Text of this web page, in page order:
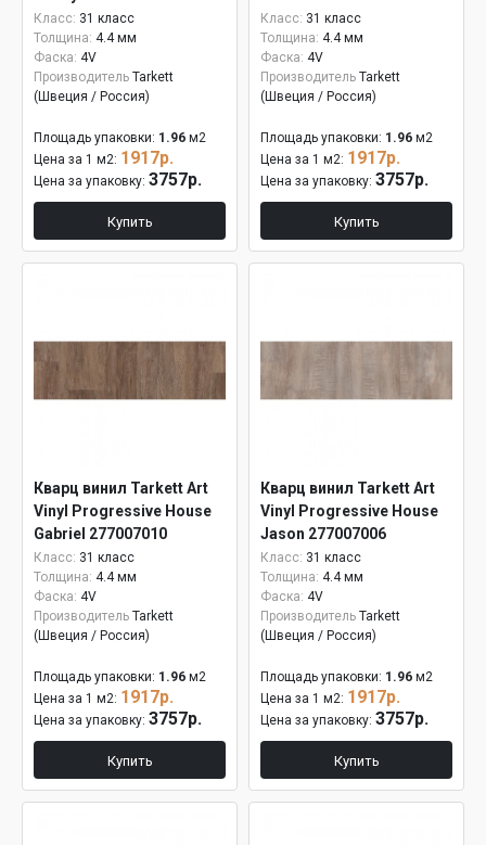
Класс: 31 класс
Толщина: 4.4 мм
Фаска: 4V
Производитель Tarkett
(Швеция / Россия)
Площадь упаковки: 1.96 м2
Цена за 1 м2: 1917р.
Цена за упаковку: 3757р.
Купить
Класс: 31 класс
Толщина: 4.4 мм
Фаска: 4V
Производитель Tarkett
(Швеция / Россия)
Площадь упаковки: 1.96 м2
Цена за 1 м2: 1917р.
Цена за упаковку: 3757р.
Купить
Кварц винил Tarkett Art
Vinyl Progressive House
Gabriel 277007010
Класс: 31 класс
Толщина: 4.4 мм
Фаска: 4V
Производитель Tarkett
(Швеция / Россия)
Площадь упаковки: 1.96 м2
Цена за 1 м2: 1917р.
Цена за упаковку: 3757р.
Купить
Кварц винил Tarkett Art
Vinyl Progressive House
Jason 277007006
Класс: 31 класс
Толщина: 4.4 мм
Фаска: 4V
Производитель Tarkett
(Швеция / Россия)
Площадь упаковки: 1.96 м2
Цена за 1 м2: 1917р.
Цена за упаковку: 3757р.
Купить